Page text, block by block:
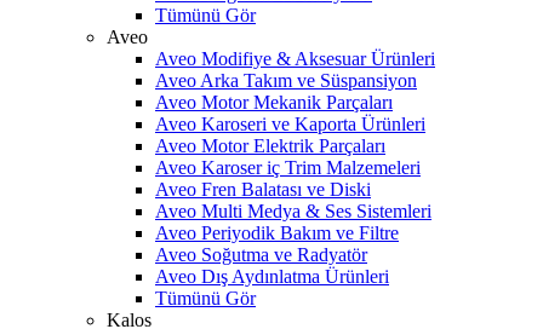
Tümünü Gör
Aveo
Aveo Modifiye & Aksesuar Ürünleri
Aveo Arka Takım ve Süspansiyon
Aveo Motor Mekanik Parçaları
Aveo Karoseri ve Kaporta Ürünleri
Aveo Motor Elektrik Parçaları
Aveo Karoser iç Trim Malzemeleri
Aveo Fren Balatası ve Diski
Aveo Multi Medya & Ses Sistemleri
Aveo Periyodik Bakım ve Filtre
Aveo Soğutma ve Radyatör
Aveo Dış Aydınlatma Ürünleri
Tümünü Gör
Kalos